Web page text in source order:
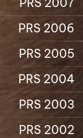
PRS 2006
PRS 2005
PRS 2004
PRS 2003
PRS 2002